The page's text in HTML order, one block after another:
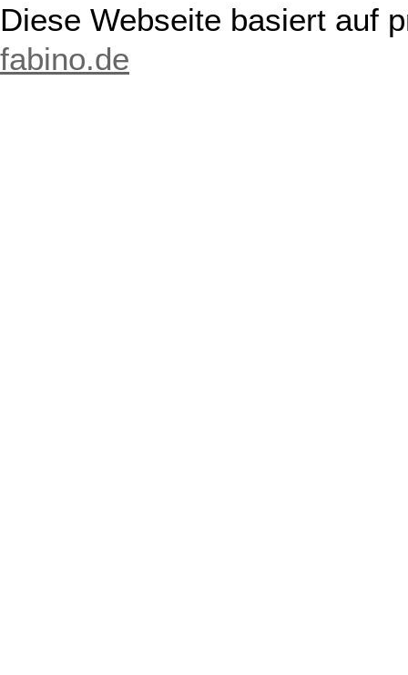
Diese Webseite basiert auf
fabino.de